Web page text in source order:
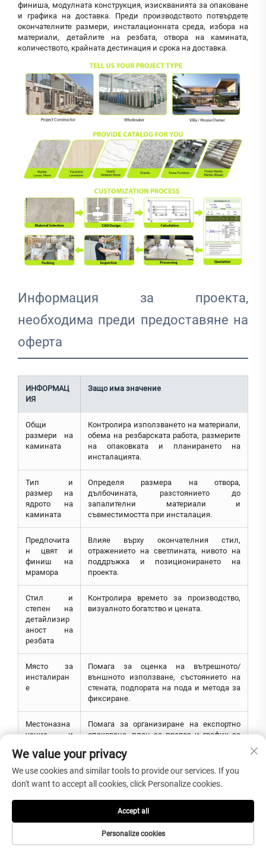
финиша, модулната конструкция, изискванията за опаковане
и графика на доставка. Преди производството потвърдете
окончателните размери, инсталационната среда, избора на
материали, детайлите на резбата, отвора на камината,
количеството, крайната дестинация и срока на доставка.
Информация за проекта,
необходима преди предоставяне на
оферта
ИНФОРМАЦ
ИЯ
Защо има значение
Общи
размери на
камината
Контролира използването на материали,
обема на резбарската работа, размерите
на опаковката и планирането на
инсталацията.
Тип и
размер на
ядрото на
камината
Определя размера на отвора,
дълбочината, разстоянието до
запалителни материали и
съвместимостта при инсталация.
Предпочита
н цвят и
финиш на
мрамора
Влияе върху окончателния стил,
отражението на светлината, нивото на
поддръжка и позиционирането на
проекта.
Стил и
степен на
детайлизир
аност на
резбата
Контролира времето за производство,
визуалното богатство и цената.
Място за
инсталиран
е
Помага за оценка на вътрешното/
външното използване, състоянието на
стената, подпората на пода и метода за
фиксиране.
Местоназна
чение и
доставка
Помага за организиране на експортно
опаковане, план за превоз и график за
Изложби и клиенти
We value your privacy
We use cookies and similar tools to provide our services. If you
don't want to accept all cookies, click Personalize cookies.
Personalize cookies
Accept all